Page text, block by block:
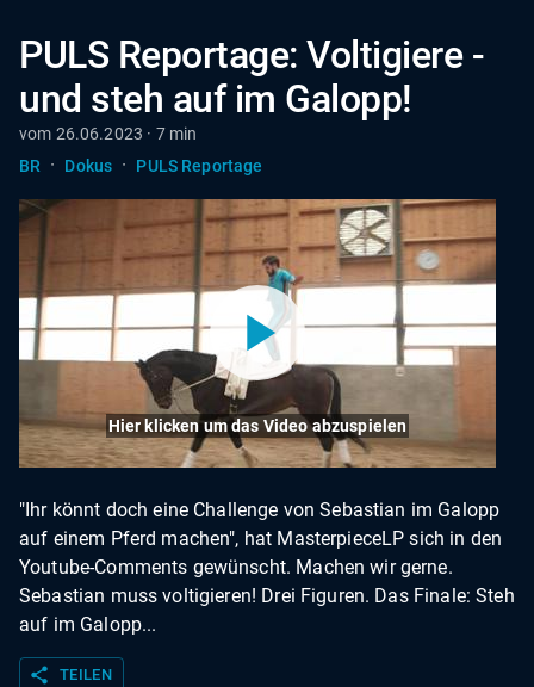
PULS Reportage: Voltigiere -
und steh auf im Galopp!
vom 26.06.2023 · 7 min
BR
· Dokus · PULS Reportage
Hier klicken um das Video abzuspielen
"Ihr könnt doch eine Challenge von Sebastian im Galopp
auf einem Pferd machen", hat MasterpieceLP sich in den
Youtube-Comments gewünscht. Machen wir gerne.
Sebastian muss voltigieren! Drei Figuren. Das Finale: Steh
auf im Galopp...
share TEILEN